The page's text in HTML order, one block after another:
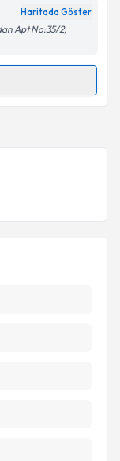
Aydınlatma
Haritada Göster
Apt No:35/2,
belirtilen